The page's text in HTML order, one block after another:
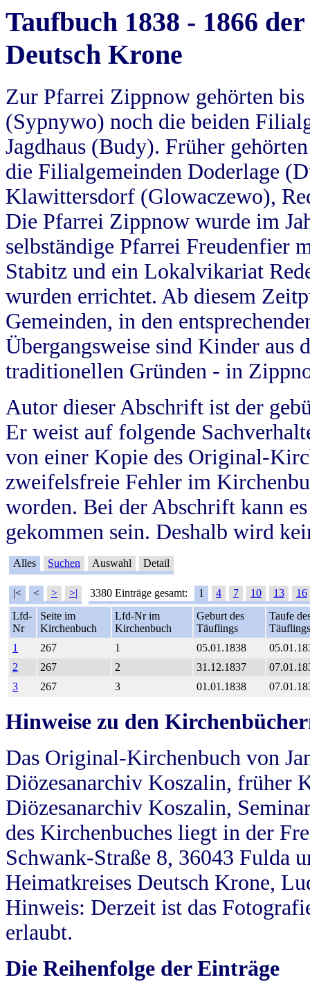
Taufbuch 1838 - 1866
Deutsch Krone
Zur Pfarrei Zippnow gehörten
(Sypnywo) noch die beiden
Jagdhaus (Budy). Früher
die Filialgemeinden Doderlage
Klawittersdorf (Glowaczewo),
Die Pfarrei Zippnow wurde im
selbständige Pfarrei Freudenfier
Stabitz und ein Lokalvikariat
wurden errichtet. Ab diesem
Gemeinden, in den
Übergangsweise sind Kinder aus
traditionellen Gründen - in
Autor dieser Abschrift ist der
Er weist auf folgende
von einer Kopie des Original-
zweifelsfreie Fehler im
worden. Bei der Abschrift kann
gekommen sein. Deshalb wird
Alles Suchen Auswahl Detail
|< < > >| 3380 Einträge gesamt: 1 4 7 10 13
16
Lfd-
Nr
Seite im
Kirchenbuch
Lfd-Nr im
Kirchenbuch
Geburt des
Täuflings
Taufe
Täuflings
1
267 1 05.01.1838
2
267 2 31.12.1837
3
267 3 01.01.1838
Hinweise zu den
Das Original-Kirchenbuch von
Diözesanarchiv Koszalin, früher
Diözesanarchiv Koszalin,
des Kirchenbuches liegt in der
Schwank-Straße 8, 36043 Fulda
Heimatkreises Deutsch Krone,
Hinweis: Derzeit ist das
erlaubt.
Die Reihenfolge der Einträge